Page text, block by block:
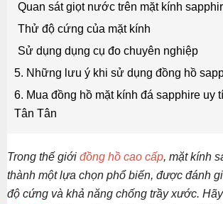
Quan sát giọt nước trên mặt kính
Thử độ cứng của mặt kính
Sử dụng dụng cụ đo chuyên nghiệp
5. Những lưu ý khi sử dụng đồng hồ
6. Mua đồng hồ mặt kính đá sapphire uy
Tân Tân
Trong thế giới đồng hồ cao cấp, mặt kính
thành một lựa chọn phổ biến, được đánh
độ cứng và khả năng chống trầy xước.